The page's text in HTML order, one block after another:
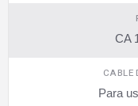
CA
CABLE
Para